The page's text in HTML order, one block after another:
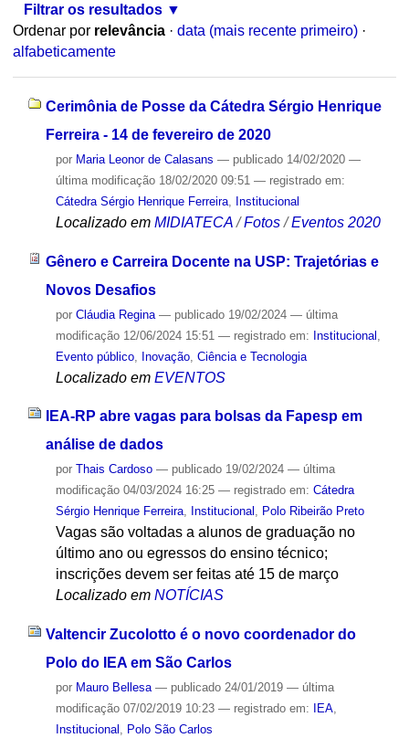
Filtrar os resultados
Ordenar por relevância · data (mais recente primeiro) ·
alfabeticamente
Cerimônia de Posse da Cátedra Sérgio Henrique
Ferreira - 14 de fevereiro de 2020
por Maria Leonor de Calasans — publicado14/02/2020 —
última modificação18/02/2020 09:51 — registrado em:
Cátedra Sérgio Henrique Ferreira, Institucional
Localizado em MIDIATECA /Fotos /Eventos 2020
Gênero e Carreira Docente na USP: Trajetórias e
Novos Desafios
por Cláudia Regina — publicado19/02/2024 — última
modificação12/06/2024 15:51 — registrado em: Institucional
Evento público, Inovação, Ciência e Tecnologia
Localizado em EVENTOS
IEA-RP abre vagas para bolsas da Fapesp em
análise de dados
por Thais Cardoso — publicado19/02/2024 — última
modificação04/03/2024 16:25 — registrado em: Cátedra
Sérgio Henrique Ferreira, Institucional , Polo Ribeirão Preto
Vagas são voltadas a alunos de graduação no
último ano ou egressos do ensino técnico;
inscrições devem ser feitas até 15 de março
Localizado em NOTÍCIAS
Valtencir Zucolotto é o novo coordenador do
Polo do IEA em São Carlos
por Mauro Bellesa — publicado24/01/2019 — última
modificação07/02/2019 10:23 — registrado em: IEA,
Institucional , Polo São Carlos